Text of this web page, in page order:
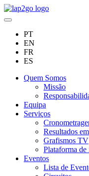
PT
EN
FR
ES
Quem Somos
Missão
Equipa
Serviços
Resultados
Grafismos TV
Plataforma
Eventos
Lista de